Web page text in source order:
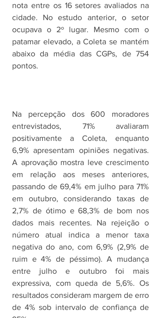
nota entre os 16 setores avaliados na
cidade. No estudo anterior, o setor
ocupava o 2º lugar. Mesmo com o
patamar elevado, a Coleta se mantém
abaixo da média das CGPs, de 754
pontos.
Na percepção dos 600 moradores
entrevistados, 71% avaliaram
positivamente a Coleta, enquanto
6,9% apresentam opiniões negativas.
A aprovação mostra leve crescimento
em relação aos meses anteriores,
passando de 69,4% em julho para 71%
em outubro, considerando taxas de
2,7% de ótimo e 68,3% de bom nos
dados mais recentes. Na rejeição o
número atual indica a menor taxa
negativa do ano, com 6,9% (2,9% de
ruim e 4% de péssimo). A mudança
entre julho e outubro foi mais
expressiva, com queda de 5,6%. Os
resultados consideram margem de erro
de 4% sob intervalo de confiança de